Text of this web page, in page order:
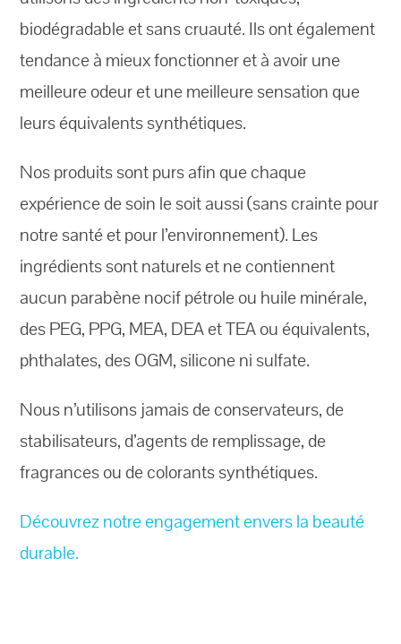
biodégradable et sans cruauté. Ils ont également
tendance à mieux fonctionner et à avoir une
meilleure odeur et une meilleure sensation que
leurs équivalents synthétiques.
Nos produits sont purs afin que chaque
expérience de soin le soit aussi (sans crainte pour
notre santé et pour l’environnement). Les
ingrédients sont naturels et ne contiennent
aucun parabène nocif pétrole ou huile minérale,
des PEG, PPG, MEA, DEA et TEA ou équivalents,
phthalates, des OGM, silicone ni sulfate.
Nous n’utilisons jamais de conservateurs, de
stabilisateurs, d’agents de remplissage, de
fragrances ou de colorants synthétiques.
Découvrez notre engagement envers la beauté
durable.